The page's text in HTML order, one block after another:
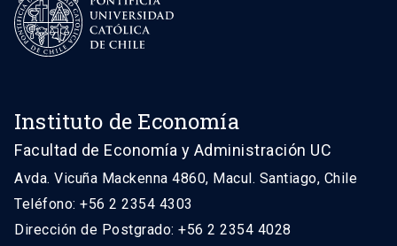
Instituto de Economía
Facultad de Economía y Administración UC
Avda. Vicuña Mackenna 4860, Macul. Santiago, Chile
Teléfono: +56 2 2354 4303
Dirección de Postgrado: +56 2 2354 4028